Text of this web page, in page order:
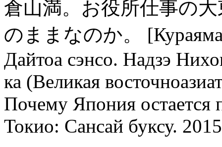
倉山満。お役所仕事の
のままなのか。
Дайтоа сэнсо. Надзэ
ка (Великая
Почему Япония остается
Токио: Сансай буксу.